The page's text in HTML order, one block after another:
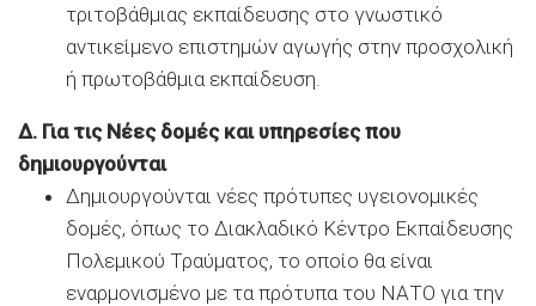
τριτοβάθμιας εκπαίδευσης στο γνωστικό
αντικείμενο επιστημών αγωγής στην προσχολική
ή πρωτοβάθμια εκπαίδευση.
Δ. Για τις Νέες δομές και υπηρεσίες που
δημιουργούνται
Δημιουργούνται νέες πρότυπες υγειονομικές
δομές, όπως το Διακλαδικό Κέντρο Εκπαίδευσης
Πολεμικού Τραύματος, το οποίο θα είναι
εναρμονισμένο με τα πρότυπα του ΝΑΤΟ για την